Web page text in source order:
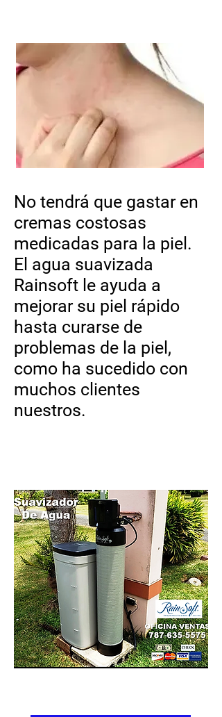
No tendrá que gastar en
cremas costosas
medicadas para la piel.
El agua suavizada
Rainsoft le ayuda a
mejorar su piel rápido
hasta curarse de
problemas de la piel,
como ha sucedido con
muchos clientes
nuestros.